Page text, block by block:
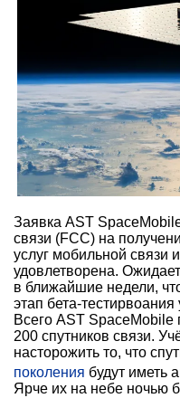
Заявка AST
связи (FCC) на
услуг мобильной связи
удовлетворена.
в ближайшие недели,
этап бета-тестирвоания
Всего AST SpaceMobile
200 спутников связи.
насторожить то, что
поколения будут иметь
Ярче их на небе ночью